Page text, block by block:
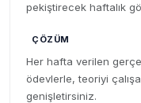
pekiştirecek haftalık
ÇÖZÜM
Her hafta verilen
ödevlerle, teoriyi
genişletirsiniz.